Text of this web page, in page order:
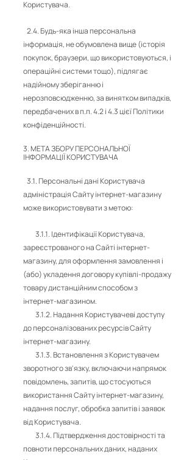
Користувача.
2.4. Будь-яка інша персональна
інформація, не обумовлена вище (історія
покупок, браузери, що використовуються, і
операційні системи тощо), підлягає
надійному зберіганню і
нерозповсюдженню, за винятком випадків,
передбачених в п.п. 4.2 і 4.3 цієї Політики
конфіденційності.
3. МЕТА ЗБОРУ ПЕРСОНАЛЬНОЇ
ІНФОРМАЦІЇ КОРИСТУВАЧА
3.1. Персональні дані Користувача
адміністрація Сайту інтернет-магазину
може використовувати з метою:
3.1.1. Ідентифікації Користувача,
зареєстрованого на Сайті інтернет-
магазину, для оформлення замовлення і
(або) укладення договору купівлі-продажу
товару дистанційним способом з
інтернет-магазином.
3.1.2. Надання Користувачеві доступу
до персоналізованих ресурсів Сайту
інтернет-магазину.
3.1.3. Встановлення з Користувачем
зворотного зв'язку, включаючи напрямок
повідомлень, запитів, що стосуються
використання Сайту інтернет-магазину,
надання послуг, обробка запитів і заявок
від Користувача.
3.1.4. Підтвердження достовірності та
повноти персональних даних, наданих